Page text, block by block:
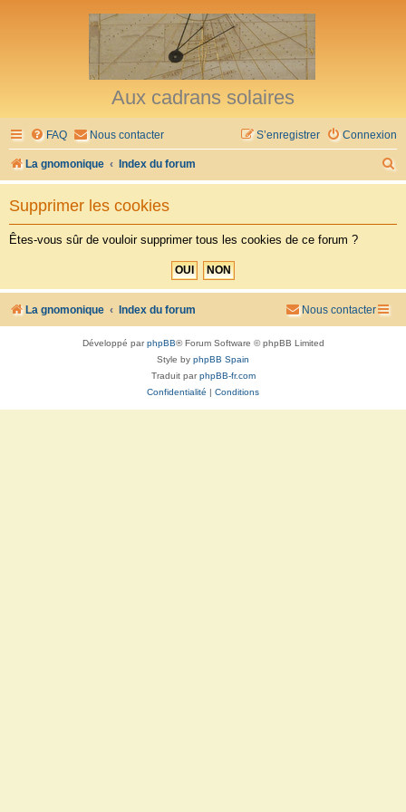
Aux cadrans solaires
FAQ Nous contacter Connexion
S’enregistrer
La gnomonique Index du forum
e
h
Supprimer les cookies
Êtes-vous sûr de vouloir supprimer tous les cookies de ce forum ?
La gnomonique Index du forum Nous contacter
Développé parphpBB® Forum Software © phpBB Limited
Style by phpBB Spain
Traduit parphpBB-fr.com
Confidentialité | Conditions